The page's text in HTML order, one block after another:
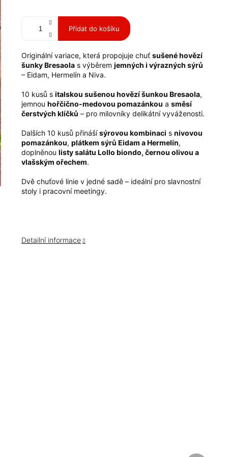
Přidat do košíku
Originální variace, která propojuje chuť sušené hovězí
šunky Bresaola s výběrem jemných i výrazných sýrů
– Eidam, Hermelín a Niva.
10 kusů s italskou sušenou hovězí šunkou Bresaola,
jemnou hořčično-medovou pomazánkou a směsí
čerstvých klíčků – pro milovníky delikátní vyváženosti.
Dalších 10 kusů přinášísýrovou kombinaci s nivovou
pomazánkou, plátkem sýrů Eidam a Hermelín,
doplněnou listy salátu Lollo biondo, černou olivou a
vlašským ořechem.
Dvě chuťové linie v jedné sadě – ideální pro slavnostní
stoly i pracovní meetingy.
Detailní informace